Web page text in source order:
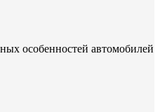
особенностей автомобилей